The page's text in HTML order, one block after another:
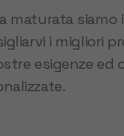
maturata siamo
i migliori
esigenze ed